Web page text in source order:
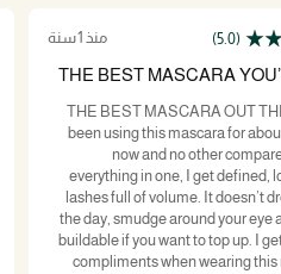
(5.0) منذ 1 سنة
THE BEST MASCARA
THE BEST MASCARA OUT
been using this mascara for
now and no other
everything in one, I get defined,
lashes full of volume. It doesn’t
the day, smudge around your eye
buildable if you want to top up. I
compliments when wearing this